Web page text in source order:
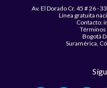
Av. El Dorado Cr. 45 # 26 -
Línea gratuita
Contacto:
Términos
Bogotá
Suramérica,